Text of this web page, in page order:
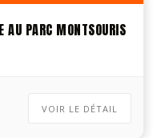
AU PARC MONTSOURIS
VOIR LE DÉTAIL